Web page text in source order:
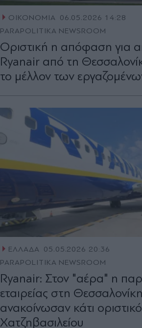
ΟΙΚΟΝΟΜΙΑ 06.05.2026 14:28
PARAPOLITIKA NEWSROOM
Οριστική η απόφαση για
Ryanair από τη
το μέλλον των
ΕΛΛΑΔΑ 05.05.2026 20:36
PARAPOLITIKA NEWSROOM
Ryanair: Στον "αέρα" η
εταιρείας στη
ανακοίνωσαν κάτι
Χατζηβασιλείου